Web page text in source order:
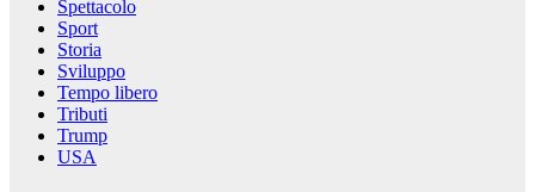
Spettacolo
Sport
Storia
Sviluppo
Tempo libero
Tributi
Trump
USA